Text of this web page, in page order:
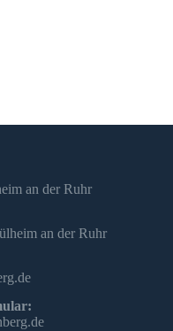
an der Ruhr
an der Ruhr